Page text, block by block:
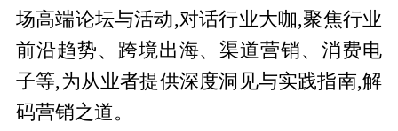
场高端论坛与活动,对话行业大咖,聚焦行业
前沿趋势、跨境出海、渠道营销、消费电
子等,为从业者提供深度洞见与实践指南,解
码营销之道。